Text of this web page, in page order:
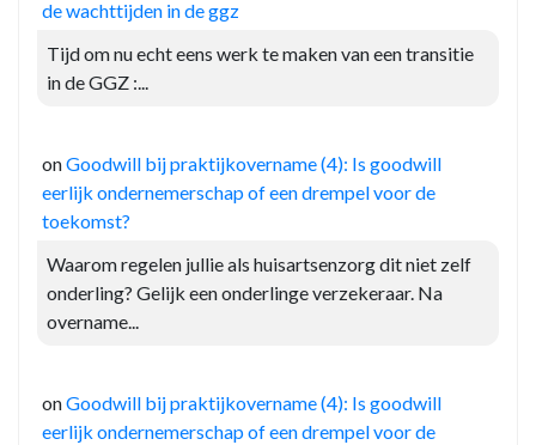
de wachttijden in de ggz
Tijd om nu echt eens werk te maken van een transitie
in de GGZ :...
onGoodwill bij praktijkovername (4): Is goodwill
eerlijk ondernemerschap of een drempel voor de
toekomst?
Waarom regelen jullie als huisartsenzorg dit niet zelf
onderling? Gelijk een onderlinge verzekeraar. Na
overname...
onGoodwill bij praktijkovername (4): Is goodwill
eerlijk ondernemerschap of een drempel voor de